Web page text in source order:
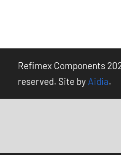
Refimex Components
reserved. Site by Aidia.